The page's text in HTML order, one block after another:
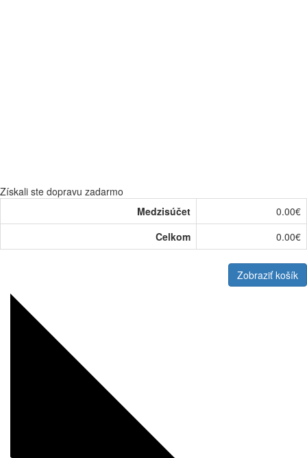
Získali ste dopravu zadarmo
Medzisúčet
0.00€
Celkom
0.00€
Zobraziť košík